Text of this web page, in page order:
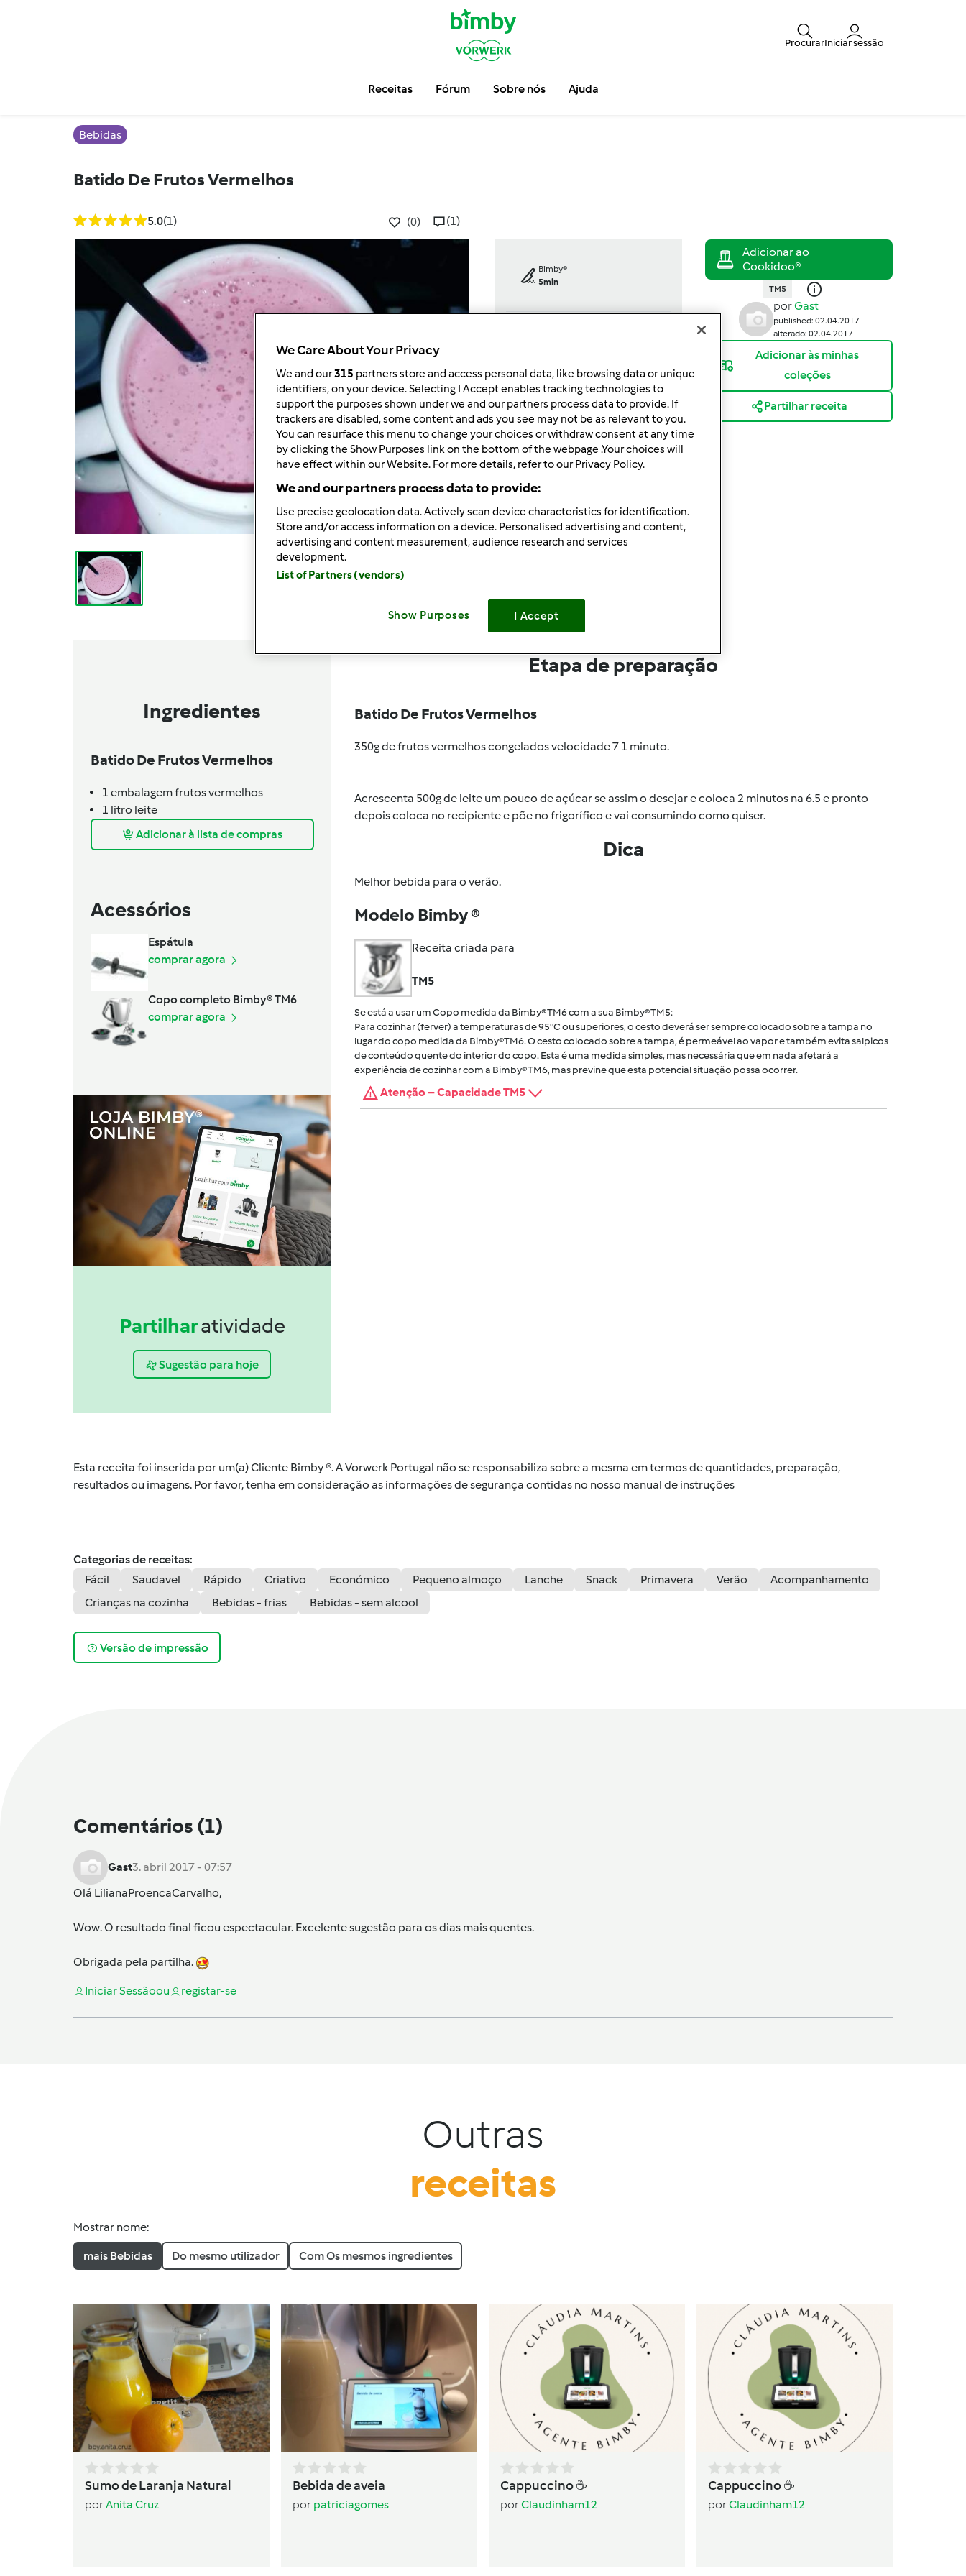
ProcurarIniciar sessão
Receitas Fórum Sobre nós Ajuda
Bebidas
Batido De Frutos Vermelhos
5.0(1) (0) (1)
Bimby®
5min
pessoa/s
Nível
TM5
porGast
published: 02.04.2017
alterado: 02.04.2017
Adicionar às minhas
coleções
Partilhar receita
Ingredientes
Batido De Frutos Vermelhos
1 embalagemfrutos vermelhos
1 litro leite
Adicionar à lista de compras
Acessórios
Espátula
comprar agora
Copo completo Bimby® TM6
comprar agora
Partilharatividade
Sugestão para hoje
Etapa de preparação
Batido De Frutos Vermelhos
350g de frutos vermelhos congelados velocidade 7 1 minuto.
Acrescenta 500g de leite um pouco de açúcar se assim o desejar e coloca 2 minutos na 6.5 e pronto
depois coloca no recipiente e põe no frigorífico e vai consumindo como quiser.
Dica
Melhor bebida para o verão.
Modelo Bimby ®
Receita criada para
TM5
Se está a usar um Copo medida da Bimby® TM6 com a sua Bimby® TM5:
Para cozinhar (ferver) a temperaturas de 95°C ou superiores, o cesto deverá ser sempre colocado sobre a tampa no
lugar do copo medida da Bimby®TM6. O cesto colocado sobre a tampa, é permeável ao vapor e também evita salpicos
de conteúdo quente do interior do copo. Esta é uma medida simples, mas necessária que em nada afetará a
experiência de cozinhar com a Bimby® TM6, mas previne que esta potencial situação possa ocorrer.
Atenção – Capacidade TM5
Esta receita foi inserida por um(a) Cliente Bimby ®. A Vorwerk Portugal não se responsabiliza sobre a mesma em termos de quantidades, preparação,
resultados ou imagens. Por favor, tenha em consideração as informações de segurança contidas no nosso manual de instruções
Categorias de receitas:
Fácil
Saudavel Rápido Criativo Económico Pequeno almoço Lanche Snack Primavera Verão
Acompanhamento
Crianças na cozinha
Bebidas - frias Bebidas - sem alcool
Versão de impressão
Comentários (1)
Gast3. abril 2017 - 07:57
Olá LilianaProencaCarvalho,
Wow. O resultado final ficou espectacular. Excelente sugestão para os dias mais quentes.
Obrigada pela partilha.
Iniciar Sessãoou registar-se
Outras
receitas
Mostrar nome:
mais Bebidas Do mesmo utilizador Com Os mesmos ingredientes
Sumo de Laranja Natural
porAnita Cruz
Bebida de aveia
por patriciagomes
Cappuccino ☕️
porClaudinham12
Cappuccino ☕️
porClaudinham12
We Care About Your Privacy
We and our315 partners store and access personal data, like browsing data or unique
identifiers, on your device. Selecting I Accept enables tracking technologies to
support the purposes shown under we and our partners process data to provide. If
trackers are disabled, some content and ads you see may not be as relevant to you.
You can resurface this menu to change your choices or withdraw consent at any time
by clicking the Show Purposes link on the bottom of the webpage .Your choices will
have effect within our Website. For more details, refer to our Privacy Policy.
We and our partners process data to provide:
Use precise geolocation data. Actively scan device characteristics for identification.
Store and/or access information on a device. Personalised advertising and content,
advertising and content measurement, audience research and services
development.
List of Partners (vendors)
Show Purposes I Accept